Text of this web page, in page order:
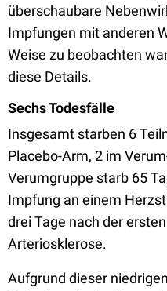
überschaubare
Impfungen mit anderen
Weise zu beobachten
diese Details.
Sechs Todesfälle
Insgesamt starben 6
Placebo-Arm, 2 im
Verumgruppe starb 65
Impfung an einem
drei Tage nach der
Arteriosklerose.
Aufgrund dieser